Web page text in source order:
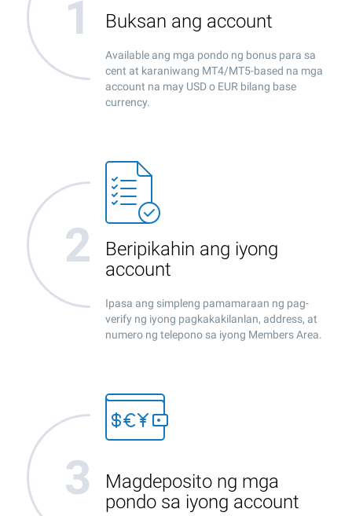
Buksan ang account
Available ang mga pondo ng bonus para sa
cent at karaniwang MT4/MT5-based na mga
account na may USD o EUR bilang base
currency.
Beripikahin ang iyong
account
Ipasa ang simpleng pamamaraan ng pag-
verify ng iyong pagkakakilanlan, address, at
numero ng telepono sa iyong Members Area.
Magdeposito ng mga
pondo sa iyong account